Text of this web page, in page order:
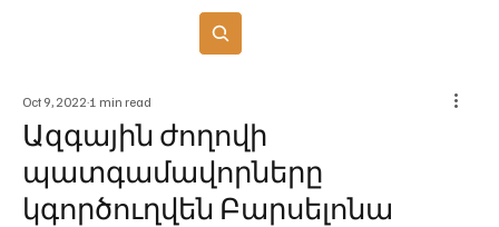
Ազգային ժողովի
պատգամավորները
կգործուղվեն Բարսելոնա
Oct 9, 2022 1 min read